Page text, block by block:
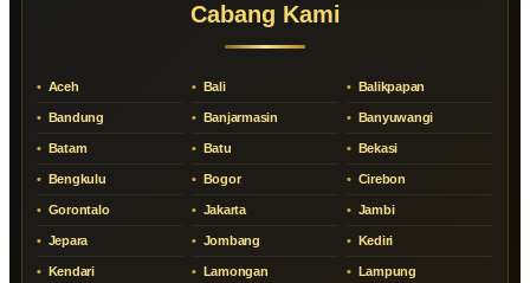
Cabang Kami
Aceh Bali Balikpapan
Bandung Banjarmasin Banyuwangi
Batam Batu Bekasi
Bengkulu Bogor Cirebon
Gorontalo Jakarta Jambi
Jepara Jombang Kediri
Kendari Lamongan Lampung